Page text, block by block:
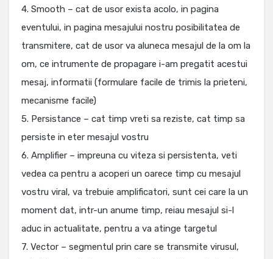
4. Smooth – cat de usor exista acolo, in pagina
eventului, in pagina mesajului nostru posibilitatea de
transmitere, cat de usor va aluneca mesajul de la om la
om, ce intrumente de propagare i-am pregatit acestui
mesaj, informatii (formulare facile de trimis la prieteni,
mecanisme facile)
5. Persistance – cat timp vreti sa reziste, cat timp sa
persiste in eter mesajul vostru
6. Amplifier – impreuna cu viteza si persistenta, veti
vedea ca pentru a acoperi un oarece timp cu mesajul
vostru viral, va trebuie amplificatori, sunt cei care la un
moment dat, intr-un anume timp, reiau mesajul si-l
aduc in actualitate, pentru a va atinge targetul
7. Vector – segmentul prin care se transmite virusul,